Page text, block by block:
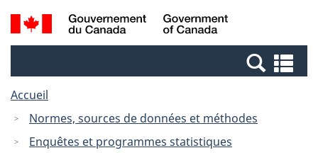
Passer
au
Passer
à
Canada
Recherche
et
et
Accueil
Normes, sources de données et méthodes
Enquêtes et programmes statistiques